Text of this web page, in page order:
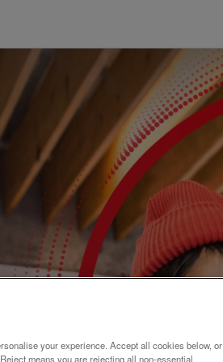
your experience. Accept all cookies below, or
means you are rejecting all non-essential